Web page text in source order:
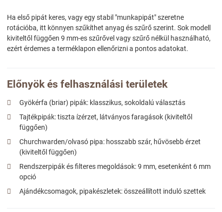
Ha első pipát keres, vagy egy stabil "munkapipát" szeretne
rotációba, itt könnyen szűkíthet anyag és szűrő szerint. Sok modell
kiviteltől függően 9 mm-es szűrővel vagy szűrő nélkül használható,
ezért érdemes a terméklapon ellenőrizni a pontos adatokat.
Előnyök és felhasználási területek
Gyökérfa (briar) pipák: klasszikus, sokoldalú választás
Tajtékpipák: tiszta ízérzet, látványos faragások (kiviteltől
függően)
Churchwarden/olvasó pipa: hosszabb szár, hűvösebb érzet
(kiviteltől függően)
Rendszerpipák és filteres megoldások: 9 mm, esetenként 6 mm
opció
Ajándékcsomagok, pipakészletek: összeállított induló szettek